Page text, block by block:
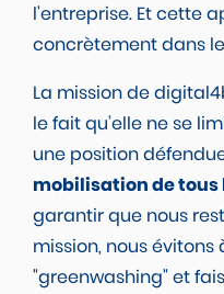
l'entreprise. Et cette
concrètement dans
La mission de
le fait qu’elle ne se
une position
mobilisation de
garantir que nous
mission, nous évitons
"greenwashing" et